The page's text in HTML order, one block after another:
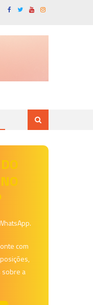
com
sobre a